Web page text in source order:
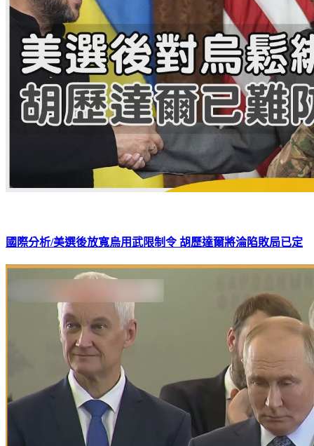
國際分析/美選後放寬烏用武限制令 胡歷達爾將淪陷敗局已定